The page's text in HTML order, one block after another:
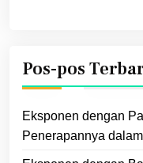
Pos-pos
Eksponen dengan
Penerapannya